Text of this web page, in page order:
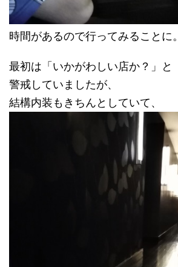
時間があるので行ってみることに。
最初は「いかがわしい店か？」と
警戒していましたが、
結構内装もきちんとしていて、